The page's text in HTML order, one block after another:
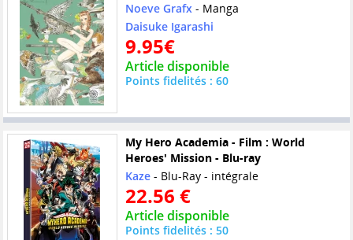
Noeve Grafx- Manga
Daisuke Igarashi
9.95€
Article disponible
Points fidelités : 60
My Hero Academia - Film : World
Heroes' Mission - Blu-ray
Kaze- Blu-Ray - intégrale
22.56 €
Article disponible
Points fidelités : 50